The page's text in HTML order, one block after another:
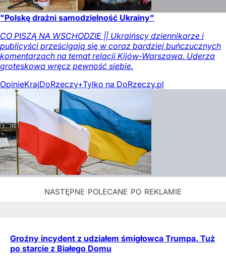
"Polskę drażni samodzielność Ukrainy"
CO PISZĄ NA WSCHODZIE || Ukraińscy dziennikarze i
publicyści prześcigają się w coraz bardziej buńczucznych
komentarzach na temat relacji Kijów-Warszawa. Uderza
groteskowa wręcz pewność siebie.
OpinieKrajDoRzeczy+Tylko na DoRzeczy.pl
Groźny incydent z udziałem śmigłowca Trumpa. Tuż
po starcie z Białego Domu